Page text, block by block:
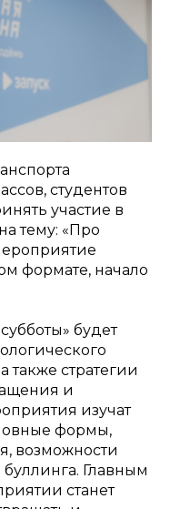
студентов
участие в
тему: «Про
формате, начало
будет
также стратегии
и
изучат
формы,
возможности
Главным
станет